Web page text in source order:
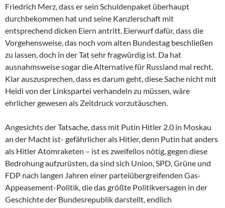
Friedrich Merz, dass er sein Schuldenpaket überhaupt
durchbekommen hat und seine Kanzlerschaft mit
entsprechend dicken Eiern antritt. Eierwurf dafür, dass die
Vorgehensweise, das noch vom alten Bundestag beschließen
zu lassen, doch in der Tat sehr fragwürdig ist. Da hat
ausnahmsweise sogar die Alternative für Russland mal recht.
Klar auszusprechen, dass es darum geht, diese Sache nicht mit
Heidi von der Linkspartei verhandeln zu müssen, wäre
ehrlicher gewesen als Zeitdruck vorzutäuschen.
Angesichts der Tatsache, dass mit Putin Hitler 2.0 in Moskau
an der Macht ist- gefährlicher als Hitler, denn Putin hat anders
als Hitler Atomraketen – ist es zweifellos nötig, gegen diese
Bedrohung aufzurüsten, da sind sich Union, SPD, Grüne und
FDP nach langen Jahren einer parteiübergreifenden Gas-
Appeasement-Politik, die das größte Politikversagen in der
Geschichte der Bundesrepublik darstellt, endlich